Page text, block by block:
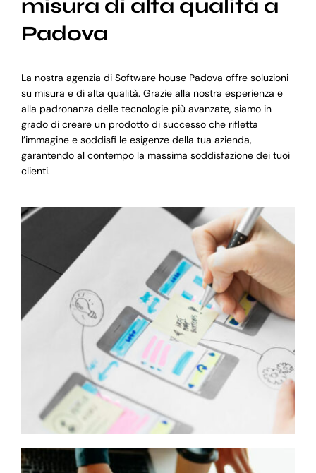
misura di alta qualità a
Padova
La nostra agenzia di Software house Padova offre soluzioni
su misura e di alta qualità. Grazie alla nostra esperienza e
alla padronanza delle tecnologie più avanzate, siamo in
grado di creare un prodotto di successo che rifletta
l’immagine e soddisfi le esigenze della tua azienda,
garantendo al contempo la massima soddisfazione dei tuoi
clienti.